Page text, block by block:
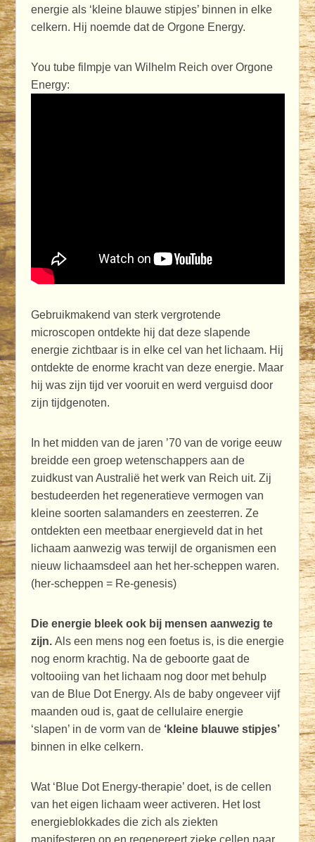
energie als ‘kleine blauwe stipjes’ binnen in elke
celkern. Hij noemde dat de Orgone Energy.
You tube filmpje van Wilhelm Reich over Orgone
Energy:
Gebruikmakend van sterk vergrotende
microscopen ontdekte hij dat deze slapende
energie zichtbaar is in elke cel van het lichaam. Hij
ontdekte de enorme kracht van deze energie. Maar
hij was zijn tijd ver vooruit en werd verguisd door
zijn tijdgenoten.
In het midden van de jaren ’70 van de vorige eeuw
breidde een groep wetenschappers aan de
zuidkust van Australië het werk van Reich uit. Zij
bestudeerden het regeneratieve vermogen van
kleine soorten salamanders en zeesterren. Ze
ontdekten een meetbaar energieveld dat in het
lichaam aanwezig was terwijl de organismen een
nieuw lichaamsdeel aan het her-scheppen waren.
(her-scheppen = Re-genesis)
Die energie bleek ook bij mensen aanwezig te
zijn. Als een mens nog een foetus is, is die energie
nog enorm krachtig. Na de geboorte gaat de
voltooiing van het lichaam nog door met behulp
van de Blue Dot Energy. Als de baby ongeveer vijf
maanden oud is, gaat de cellulaire energie
‘slapen’ in de vorm van de ‘kleine blauwe stipjes’
binnen in elke celkern.
Wat ‘Blue Dot Energy-therapie’ doet, is de cellen
van het eigen lichaam weer activeren. Het lost
energieblokkades die zich als ziekten